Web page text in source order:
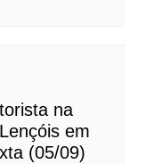
na
em
(05/09)